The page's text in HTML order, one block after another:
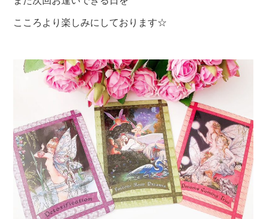
こころより楽しみにしております☆